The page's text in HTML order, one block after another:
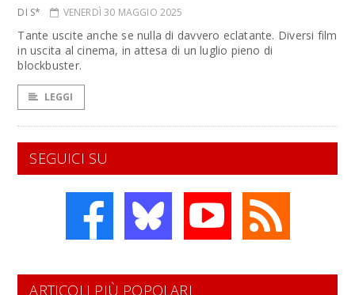
DI S* VENERDÌ 30 MAGGIO 2025
Tante uscite anche se nulla di davvero eclatante. Diversi film
in uscita al cinema, in attesa di un luglio pieno di
blockbuster.
LEGGI
SEGUICI SU
ARTICOLI PIÙ POPOLARI